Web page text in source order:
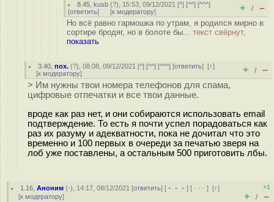
8.45 ,kusb (?), 15:53, 09/12/2021 [^] [^^] [^^^]
[ответить] [к модератору] + / –
Но всё равно гармошка по утрам, я родился мирно в
сортире бродяг, но в болоте бы... текст свёрнут,
показать
3.40 ,пох. (?), 08:08, 09/12/2021 [^] [^^] [^^^] [ответить][↑]
[к модератору] + / –
> Им нужны твои номера телефонов для спама,
цифровые отпечатки и все твои данные.
вроде как раз нет, и они собираются использовать email
подтверждение. То есть я почти успел порадоваться как
раз их разуму и адекватности, пока не дочитал что это
временно и 100 первых в очереди за печатью зверя на
лоб уже поставлены, а остальным 500 приготовить лбы.
1.16 ,Аноним (-), 14:17, 08/12/2021 [ответить] [ ﹢﹢﹢] [ · · ·][↑]
[к модератору]
+1
+ / –